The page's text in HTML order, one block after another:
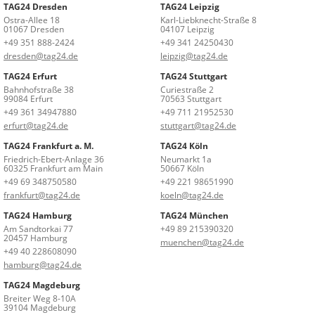
TAG24 Dresden
Ostra-Allee 18
01067 Dresden
+49 351 888-2424
dresden@tag24.de
TAG24 Leipzig
Karl-Liebknecht-Straße 8
04107 Leipzig
+49 341 24250430
leipzig@tag24.de
TAG24 Erfurt
Bahnhofstraße 38
99084 Erfurt
+49 361 34947880
erfurt@tag24.de
TAG24 Stuttgart
Curiestraße 2
70563 Stuttgart
+49 711 21952530
stuttgart@tag24.de
TAG24 Frankfurt a. M.
Friedrich-Ebert-Anlage 36
60325 Frankfurt am Main
+49 69 348750580
frankfurt@tag24.de
TAG24 Köln
Neumarkt 1a
50667 Köln
+49 221 98651990
koeln@tag24.de
TAG24 Hamburg
Am Sandtorkai 77
20457 Hamburg
+49 40 228608090
hamburg@tag24.de
TAG24 München
+49 89 215390320
muenchen@tag24.de
TAG24 Magdeburg
Breiter Weg 8-10A
39104 Magdeburg